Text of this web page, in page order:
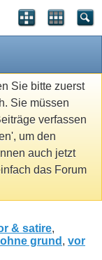
Sie bitte zuerst
Sie müssen
verfassen
um den
auch jetzt
das Forum
& satire,
grund , vor